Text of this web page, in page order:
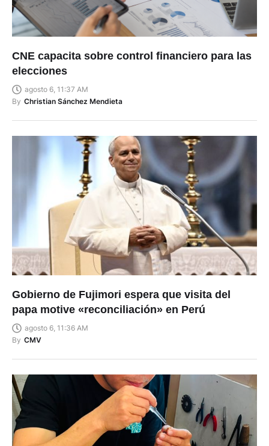
CNE capacita sobre control financiero para las
elecciones
agosto 6, 11:37 AM
By Christian Sánchez Mendieta
Gobierno de Fujimori espera que visita del
papa motive «reconciliación» en Perú
agosto 6, 11:36 AM
By CMV